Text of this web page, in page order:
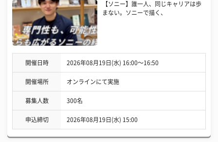
【ソニー】誰一人、同じキャリアは歩
まない。ソニーで描く、
開催日時 2026年08月19日(水) 16:00〜16:50
開催場所 オンラインにて実施
募集人数 300名
申込締切 2026年08月19日(水) 15:00